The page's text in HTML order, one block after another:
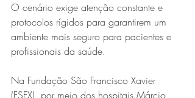
shows em Ipatinga com Flávio
Venturini
O cenário exige atenção constante e
protocolos rígidos para garantirem um
ambiente mais seguro para pacientes e
profissionais da saúde.
Na Fundação São Francisco Xavier
(FSFX), por meio dos hospitais Márcio